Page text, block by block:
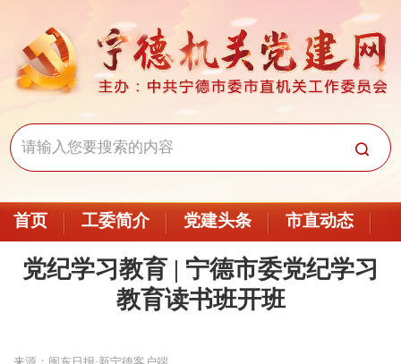
首页 工委简介 党建头条 市直动态
党纪学习教育 | 宁德市委党纪学习
教育读书班开班